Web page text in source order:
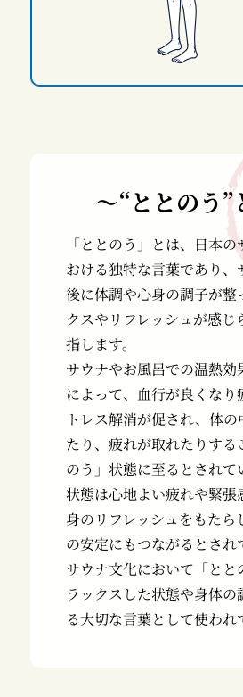
～“ととのう”
「ととのう」とは、日本
おける独特な言葉であり、
後に体調や心身の調子が整
クスやリフレッシュが感じ
指します。
サウナやお風呂での温熱効
によって、血行が良くなり
トレス解消が促され、体の
たり、疲れが取れたりする
のう」状態に至るとされて
状態は心地よい疲れや緊張
身のリフレッシュをもたら
の安定にもつながるとされ
サウナ文化において「とと
ラックスした状態や身体の
る大切な言葉として使われ